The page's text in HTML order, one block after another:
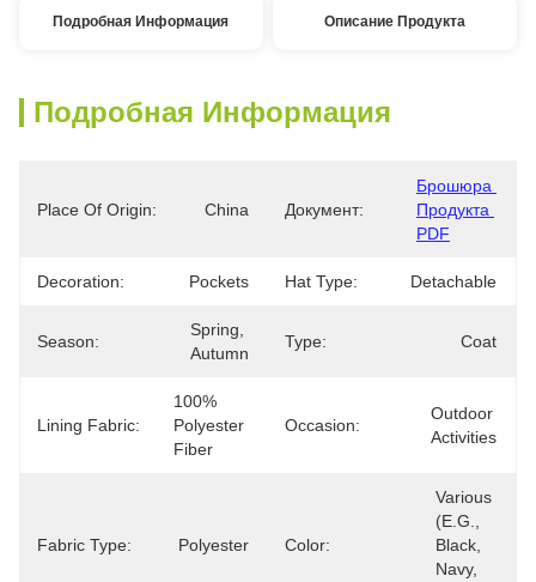
Подробная Информация Описание Продукта
Подробная Информация
Place Of Origin: China Документ:
Брошюра
Продукта
PDF
Decoration: Pockets Hat Type: Detachable
Season:
Spring,
Autumn
Type: Coat
Lining Fabric:
100%
Polyester
Fiber
Occasion:
Outdoor
Activities
Fabric Type: Polyester Color:
Various
(e.g.,
Black,
Navy,